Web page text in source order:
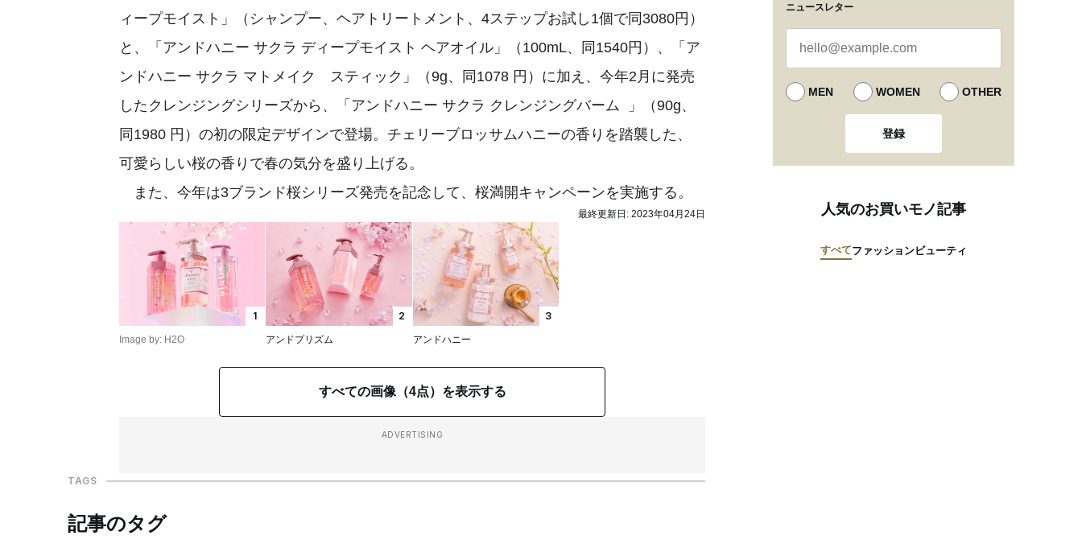
ィープモイスト」（シャンプー、ヘアトリートメント、4ステップお試し1個で同3080円）
と、「アンドハニー サクラ ディープモイスト ヘアオイル」（100mL、同1540円）、「ア
ンドハニー サクラ マトメイク スティック」（9g、同1078 円）に加え、今年2月に発売
したクレンジングシリーズから、「アンドハニー サクラ クレンジングバーム 」（90g、
同1980 円）の初の限定デザインで登場。チェリーブロッサムハニーの香りを踏襲した、
可愛らしい桜の香りで春の気分を盛り上げる。
また、今年は3ブランド桜シリーズ発売を記念して、桜満開キャンペーンを実施する。
最終更新日: 2023年04月24日
1
Image by: H2O
2
アンドプリズム
3
アンドハニー
すべての画像（4点）を表示する
ADVERTISING
TAGS
記事のタグ
ニュースレター
MEN WOMEN OTHER
登録
人気のお買いモノ記事
すべてファッションビューティ